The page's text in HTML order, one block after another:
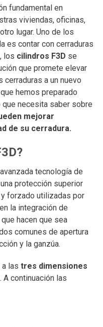
fundamental en
viviendas, oficinas,
lugar. Uno de los
es contar con cerraduras
los cilindros F3D se
que promete elevar
a un nuevo
hemos preparado
necesita saber sobre
mejorar
de su cerradura.
tecnología de
protección superior
forzado utilizadas por
la integración de
hacen que sea
comunes de apertura
y la ganzúa.
las tres dimensiones
. A continuación las